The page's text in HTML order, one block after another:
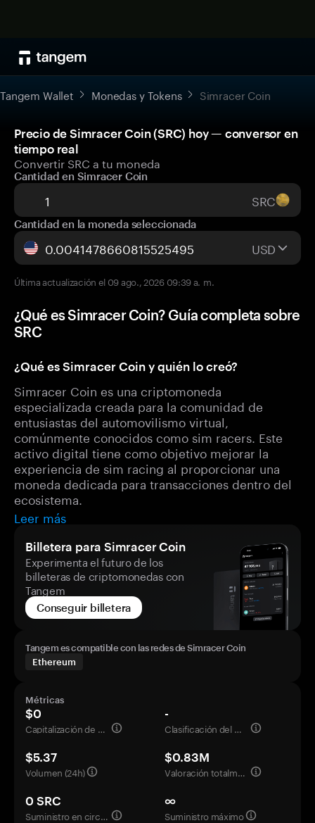
Tangem Wallet Monedas y Tokens Simracer Coin
Precio de Simracer Coin (SRC) hoy — conversor en
tiempo real
Convertir SRC a tu moneda
Cantidad en Simracer Coin
SRC
Cantidad en la moneda seleccionada
USD
Última actualización el 09 ago., 2026 09:39 a. m.
¿Qué es Simracer Coin? Guía completa sobre
SRC
¿Qué es Simracer Coin y quién lo creó?
Simracer Coin es una criptomoneda
especializada creada para la comunidad de
entusiastas del automovilismo virtual,
comúnmente conocidos como sim racers. Este
activo digital tiene como objetivo mejorar la
experiencia de sim racing al proporcionar una
moneda dedicada para transacciones dentro del
ecosistema.
Leer más
Billetera para Simracer Coin
Experimenta el futuro de los
billeteras de criptomonedas con
Tangem
Conseguir billetera
Tangem es compatible con las redes de Simracer Coin
Ethereum
Métricas
$0
Capitalización de mercado
-
Clasificación del mercado
$5.37
Volumen (24h)
$0.83M
Valoración totalmente diluida
0 SRC
Suministro en circulación
∞
Suministro máximo